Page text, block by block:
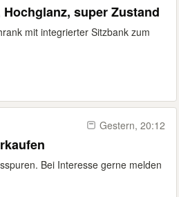
super Zustand
mit integrierter Sitzbank zum
Gestern, 20:12
Bei Interesse gerne melden